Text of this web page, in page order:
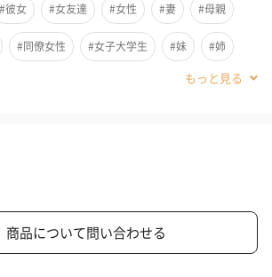
#彼女 #女友達 #女性 #妻 #母親
#同僚女性 #女子大学生 #妹 #姉
#20代前半
商品について問い合わせる